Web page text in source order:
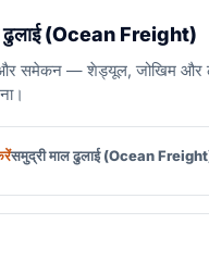
ढुलाई (Ocean Freight)
समेकन — शेड्यूल, जोखिम और
समुद्री माल ढुलाई (Ocean